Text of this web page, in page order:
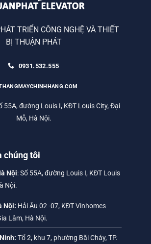
TRIỂN CÔNG NGHỆ VÀ THIẾT
BỊ THUẬN PHÁT
0931.532.555
55A, đường Louis I, KĐT Louis City, Đại
Mỗ, Hà Nội.
chúng tôi
Nội: Số 55A, đường Louis I, KĐT Louis
Nội.
Nội: Hải Âu 02 -07, KĐT Vinhomes
Lâm, Hà Nội.
Tổ 2, khu 7, phường Bãi Cháy, TP.